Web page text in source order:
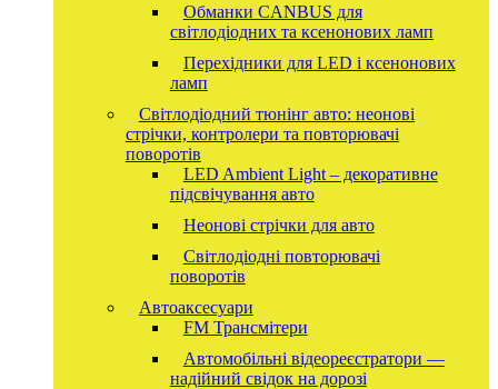
Обманки CANBUS для
світлодіодних та ксенонових ламп
Перехідники для LED і ксенонових
ламп
Світлодіодний тюнінг авто: неонові
стрічки, контролери та повторювачі
поворотів
LED Ambient Light – декоративне
підсвічування авто
Неонові стрічки для авто
Світлодіодні повторювачі
поворотів
Автоаксесуари
FM Трансмітери
Автомобільні відеореєстратори —
надійний свідок на дорозі